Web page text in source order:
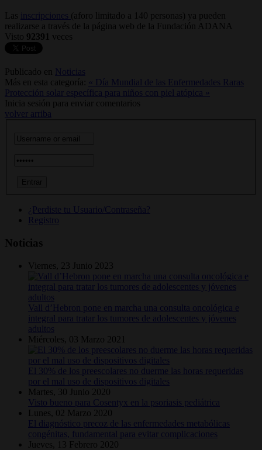
Las inscripciones (aforo limitado a 140 personas) ya pueden
realizarse a través de la página web de la Fundación ADANA
Visto 92391 veces
Publicado en
Noticias
Más en esta categoría: « Día Mundial de las Enfermedades Raras
Protección solar específica para niños con piel atópica »
Inicia sesión para enviar comentarios
volver arriba
¿Perdiste tu Usuario/Contraseña?
Registro
Noticias
Viernes, 23 Junio 2023
Vall d’Hebron pone en marcha una consulta oncológica e
integral para tratar los tumores de adolescentes y jóvenes
adultos
Miércoles, 03 Marzo 2021
El 30% de los preescolares no duerme las horas requeridas
por el mal uso de dispositivos digitales
Martes, 30 Junio 2020
Visto bueno para Cosentyx en la psoriasis pediátrica
Lunes, 02 Marzo 2020
El diagnóstico precoz de las enfermedades metabólicas
congénitas, fundamental para evitar complicaciones
Jueves, 13 Febrero 2020